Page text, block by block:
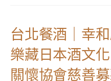
台北餐酒｜幸
樂藏日本酒文
關懷協會慈善